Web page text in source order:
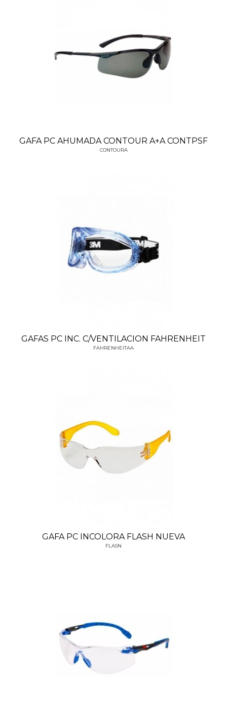
GAFA PC AHUMADA CONTOUR A+A CONTPSF
CONTOURA
GAFAS PC INC. C/VENTILACION FAHRENHEIT
FAHRENHEITAA
GAFA PC INCOLORA FLASH NUEVA
FLASN